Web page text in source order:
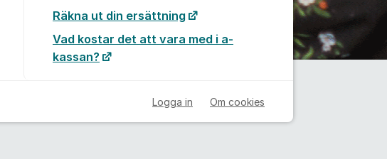
Räkna ut din ersättning
Vad kostar det att vara med i a-
kassan?
Logga in Om cookies